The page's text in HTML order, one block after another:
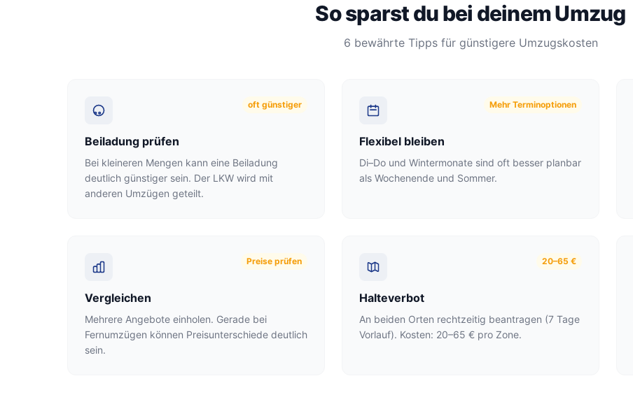
So sparst du bei deinem Umzug
6 bewährte Tipps für günstigere Umzugskosten
oft günstiger
Beiladung prüfen
Bei kleineren Mengen kann eine Beiladung
deutlich günstiger sein. Der LKW wird mit
anderen Umzügen geteilt.
Mehr Terminoptionen
Flexibel bleiben
Di–Do und Wintermonate sind oft besser planbar
als Wochenende und Sommer.
Preise prüfen
Vergleichen
Mehrere Angebote einholen. Gerade bei
Fernumzügen können Preisunterschiede deutlich
sein.
20–65 €
Halteverbot
An beiden Orten rechtzeitig beantragen (7 Tage
Vorlauf). Kosten: 20–65 € pro Zone.